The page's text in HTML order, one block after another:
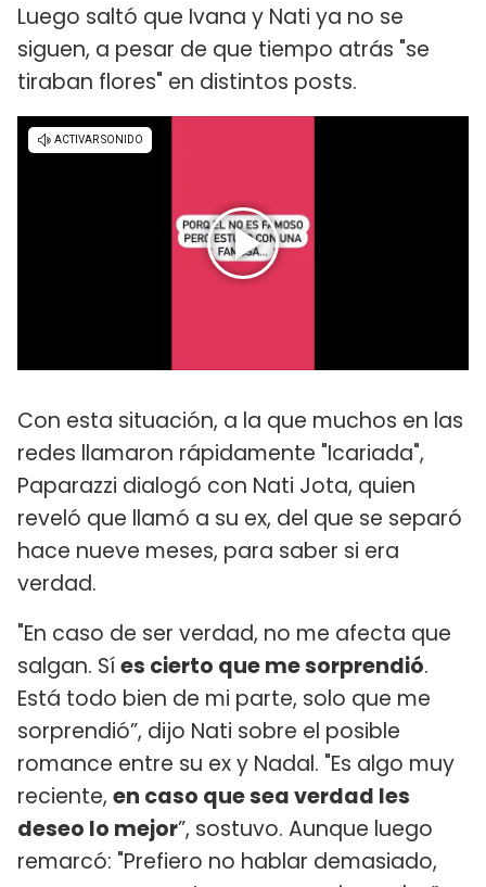
Luego saltó que Ivana y Nati ya no se
siguen, a pesar de que tiempo atrás "se
tiraban flores" en distintos posts.
Con esta situación, a la que muchos en las
redes llamaron rápidamente "Icariada",
Paparazzi dialogó con Nati Jota, quien
reveló que llamó a su ex, del que se separó
hace nueve meses, para saber si era
verdad.
"En caso de ser verdad, no me afecta que
salgan. Síes cierto que me sorprendió.
Está todo bien de mi parte, solo que me
sorprendió”, dijo Nati sobre el posible
romance entre su ex y Nadal. "Es algo muy
reciente, en caso que sea verdad les
deseo lo mejor”, sostuvo. Aunque luego
remarcó: "Prefiero no hablar demasiado,